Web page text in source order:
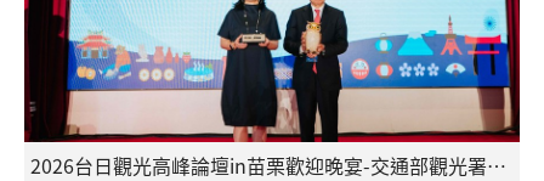
2026台日觀光高峰論壇in苗栗歡迎晚宴-交通部觀光署陳玉秀署長與日本觀光振興協會菰田正信會長交換紀念品合影